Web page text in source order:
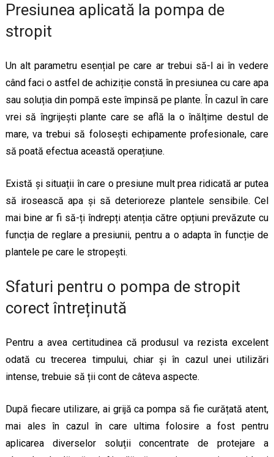
Presiunea aplicată la pompa de
stropit
Un alt parametru esențial pe care ar trebui să-l ai în vedere
când faci o astfel de achiziție constă în presiunea cu care apa
sau soluția din pompă este împinsă pe plante. În cazul în care
vrei să îngrijești plante care se află la o înălțime destul de
mare, va trebui să folosești echipamente profesionale, care
să poată efectua această operațiune.
Există și situații în care o presiune mult prea ridicată ar putea
să irosească apa și să deterioreze plantele sensibile. Cel
mai bine ar fi să-ți îndrepți atenția către opțiuni prevăzute cu
funcția de reglare a presiunii, pentru a o adapta în funcție de
plantele pe care le stropești.
Sfaturi pentru o pompa de stropit
corect întreținută
Pentru a avea certitudinea că produsul va rezista excelent
odată cu trecerea timpului, chiar și în cazul unei utilizări
intense, trebuie să ții cont de câteva aspecte.
După fiecare utilizare, ai grijă ca pompa să fie curățată atent,
mai ales în cazul în care ultima folosire a fost pentru
aplicarea diverselor soluții concentrate de protejare a